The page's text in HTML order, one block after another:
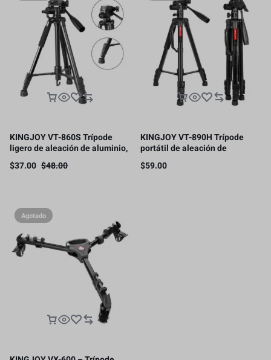
KINGJOY VT-860S Trípode
ligero de aleación de aluminio,
53~180cm, Soporta 6 kg
$48.00
$37.00
KINGJOY VT-890H Trípode
portátil de aleación de
aluminio, 58-178cm
$59.00
Agotado